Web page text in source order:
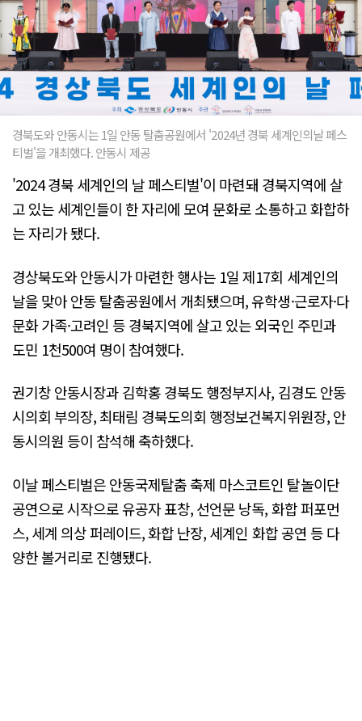
경북도와 안동시는 1일 안동 탈춤공원에서 '2024년 경북 세계인의날 페스
티벌'을 개최했다. 안동시 제공
'2024 경북 세계인의 날 페스티벌'이 마련돼 경북지역에 살
고 있는 세계인들이 한 자리에 모여 문화로 소통하고 화합하
는 자리가 됐다.
경상북도와 안동시가 마련한 행사는 1일 제17회 세계인의
날을 맞아 안동 탈춤공원에서 개최됐으며, 유학생·근로자·다
문화 가족·고려인 등 경북지역에 살고 있는 외국인 주민과
도민 1천500여 명이 참여했다.
권기창 안동시장과 김학홍 경북도 행정부지사, 김경도 안동
시의회 부의장, 최태림 경북도의회 행정보건복지위원장, 안
동시의원 등이 참석해 축하했다.
이날 페스티벌은 안동국제탈춤 축제 마스코트인 탈놀이단
공연으로 시작으로 유공자 표창, 선언문 낭독, 화합 퍼포먼
스, 세계 의상 퍼레이드, 화합 난장, 세계인 화합 공연 등 다
양한 볼거리로 진행됐다.